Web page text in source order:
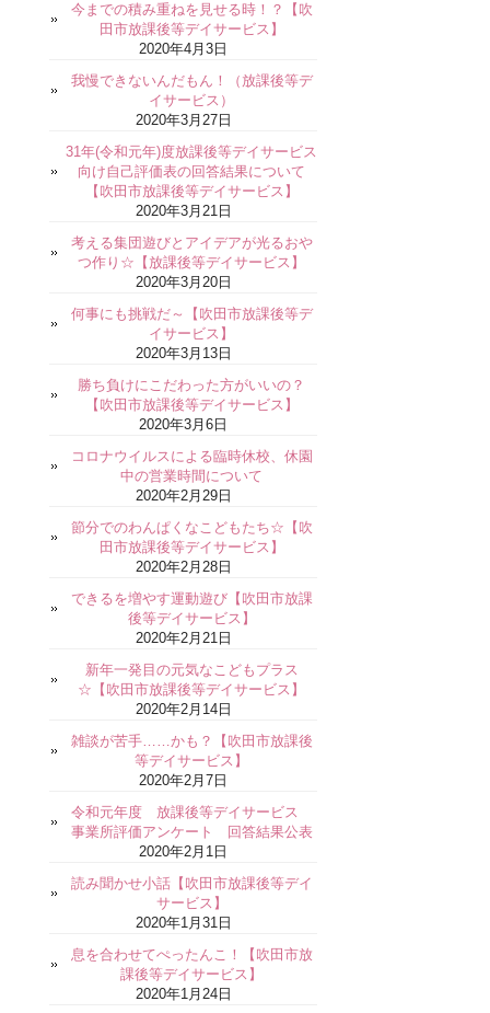
今までの積み重ねを見せる時！？【吹
田市放課後等デイサービス】
2020年4月3日
我慢できないんだもん！（放課後等デ
イサービス）
2020年3月27日
31年(令和元年)度放課後等デイサービス
向け自己評価表の回答結果について
【吹田市放課後等デイサービス】
2020年3月21日
考える集団遊びとアイデアが光るおや
つ作り☆【放課後等デイサービス】
2020年3月20日
何事にも挑戦だ～【吹田市放課後等デ
イサービス】
2020年3月13日
勝ち負けにこだわった方がいいの？
【吹田市放課後等デイサービス】
2020年3月6日
コロナウイルスによる臨時休校、休園
中の営業時間について
2020年2月29日
節分でのわんぱくなこどもたち☆【吹
田市放課後等デイサービス】
2020年2月28日
できるを増やす運動遊び【吹田市放課
後等デイサービス】
2020年2月21日
新年一発目の元気なこどもプラス
☆【吹田市放課後等デイサービス】
2020年2月14日
雑談が苦手……かも？【吹田市放課後
等デイサービス】
2020年2月7日
令和元年度 放課後等デイサービス
事業所評価アンケート 回答結果公表
2020年2月1日
読み聞かせ小話【吹田市放課後等デイ
サービス】
2020年1月31日
息を合わせてぺったんこ！【吹田市放
課後等デイサービス】
2020年1月24日